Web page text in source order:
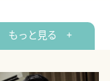
もっと見る +